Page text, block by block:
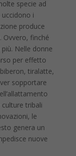
specie ad
i
produce
Ovvero, finché
Nelle donne
per effetto
tiralatte,
sopportare
tribali
le
genera un
nuove